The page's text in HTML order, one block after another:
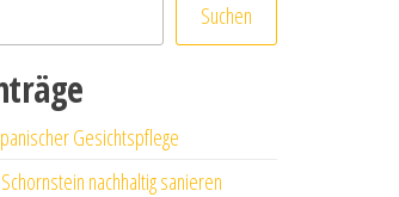
Suchen
Gesichtspflege
nachhaltig sanieren